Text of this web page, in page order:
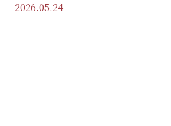
2026.05.24